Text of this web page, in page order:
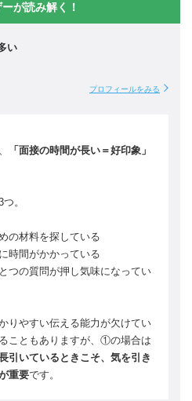
が読み解く！
い
プロフィールをみる
「面接の時間が長い＝好印象」
。
の材料を探している
時間がかかっている
つの質問が押し気味になってい
やすい伝える能力が欠けてい
こともありますが、①の場合は
引いているときこそ、気を引き
重要です。